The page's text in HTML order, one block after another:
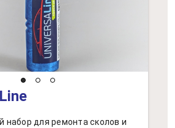
набор для ремонта сколов и